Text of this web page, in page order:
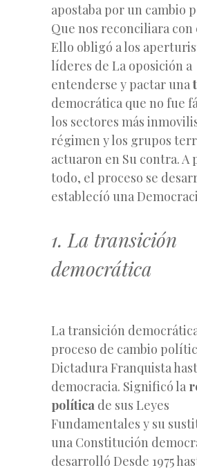
apostaba por un cambio
Que nos reconciliara con
Ello obligó a los
líderes de La oposición a
entenderse y pactar una
democrática que no fue
los sectores más
régimen y los grupos
actuaron en Su contra. A
todo, el proceso se
establecíó una
1. La transición
democrática
La transición
proceso de cambio
Dictadura Franquista
democracia. Significó la
política de sus Leyes
Fundamentales y su
una Constitución
desarrolló Desde 1975